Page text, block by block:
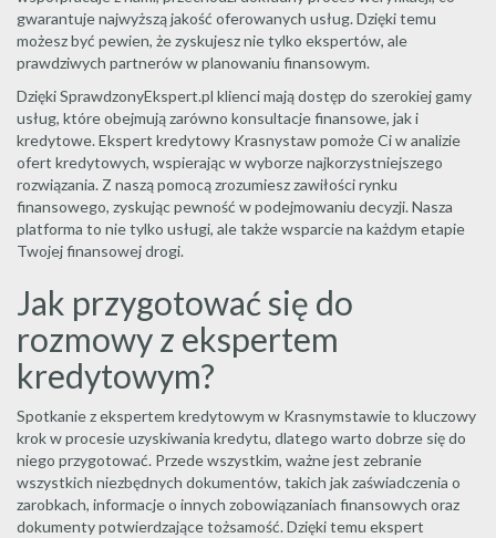
gwarantuje najwyższą jakość oferowanych usług. Dzięki temu
możesz być pewien, że zyskujesz nie tylko ekspertów, ale
prawdziwych partnerów w planowaniu finansowym.
Dzięki SprawdzonyEkspert.pl klienci mają dostęp do szerokiej gamy
usług, które obejmują zarówno konsultacje finansowe, jak i
kredytowe. Ekspert kredytowy Krasnystaw pomoże Ci w analizie
ofert kredytowych, wspierając w wyborze najkorzystniejszego
rozwiązania. Z naszą pomocą zrozumiesz zawiłości rynku
finansowego, zyskując pewność w podejmowaniu decyzji. Nasza
platforma to nie tylko usługi, ale także wsparcie na każdym etapie
Twojej finansowej drogi.
Jak przygotować się do
rozmowy z ekspertem
kredytowym?
Spotkanie z ekspertem kredytowym w Krasnymstawie to kluczowy
krok w procesie uzyskiwania kredytu, dlatego warto dobrze się do
niego przygotować. Przede wszystkim, ważne jest zebranie
wszystkich niezbędnych dokumentów, takich jak zaświadczenia o
zarobkach, informacje o innych zobowiązaniach finansowych oraz
dokumenty potwierdzające tożsamość. Dzięki temu ekspert